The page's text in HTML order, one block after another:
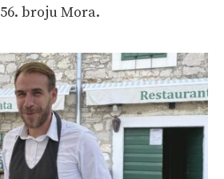
broju Mora.